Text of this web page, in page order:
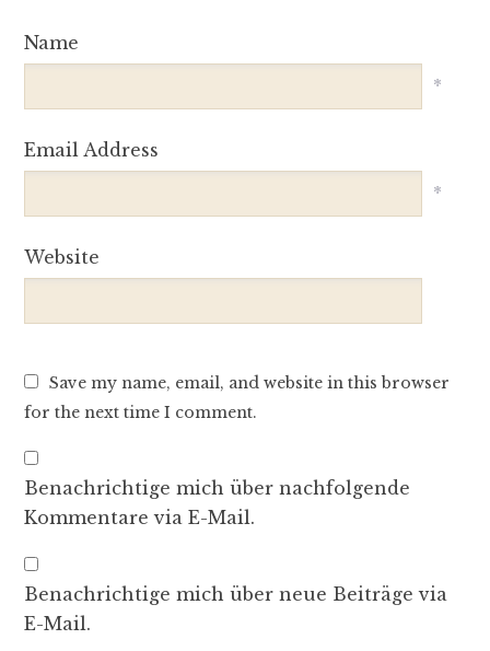
Name
*
Email Address
*
Website
Save my name, email, and website in this browser
for the next time I comment.
Benachrichtige mich über nachfolgende
Kommentare via E-Mail.
Benachrichtige mich über neue Beiträge via
E-Mail.